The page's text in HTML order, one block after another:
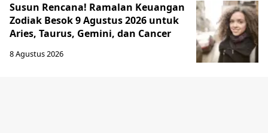
Susun Rencana! Ramalan Keuangan
Zodiak Besok 9 Agustus 2026 untuk
Aries, Taurus, Gemini, dan Cancer
8 Agustus 2026